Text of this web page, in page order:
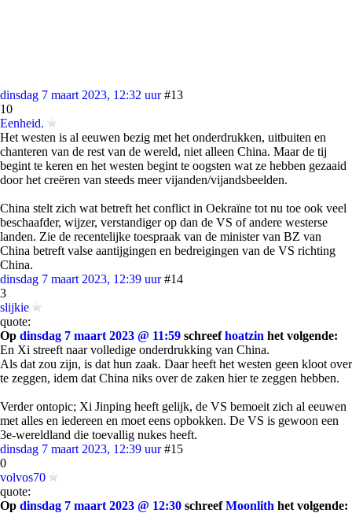
dinsdag 7 maart 2023, 12:32 uur #13
10
Eenheid.
Het westen is al eeuwen bezig met het onderdrukken, uitbuiten en
chanteren van de rest van de wereld, niet alleen China. Maar de tij
begint te keren en het westen begint te oogsten wat ze hebben gezaaid
door het creëren van steeds meer vijanden/vijandsbeelden.
China stelt zich wat betreft het conflict in Oekraïne tot nu toe ook veel
beschaafder, wijzer, verstandiger op dan de VS of andere westerse
landen. Zie de recentelijke toespraak van de minister van BZ van
China betreft valse aantijgingen en bedreigingen van de VS richting
China.
dinsdag 7 maart 2023, 12:39 uur #14
3
slijkie
quote:
Op dinsdag 7 maart 2023 @ 11:59 schreefhoatzin het volgende:
En Xi streeft naar volledige onderdrukking van China.
Als dat zou zijn, is dat hun zaak. Daar heeft het westen geen kloot over
te zeggen, idem dat China niks over de zaken hier te zeggen hebben.
Verder ontopic; Xi Jinping heeft gelijk, de VS bemoeit zich al eeuwen
met alles en iedereen en moet eens opbokken. De VS is gewoon een
3e-wereldland die toevallig nukes heeft.
dinsdag 7 maart 2023, 12:39 uur #15
0
volvos70
quote:
Op dinsdag 7 maart 2023 @ 12:30 schreefMoonlith het volgende: